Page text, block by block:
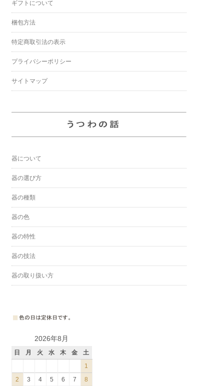
ギフトについて
梱包方法
特定商取引法の表示
プライバシーポリシー
サイトマップ
器について
器の選び方
器の種類
器の色
器の特性
器の技法
器の取り扱い方
2026年8月
日 月 火 水 木 金
土
1
2
3 4 5 6 7
8